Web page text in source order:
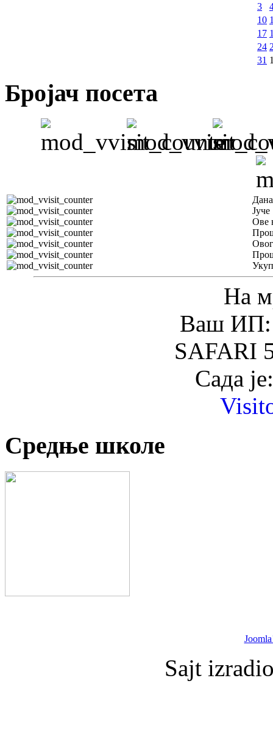
3
10
17
24
31
Бројач посета
Јуче
Ове
На
Ваш ИП:
SAFARI
Сада
Средње школе
Sajt